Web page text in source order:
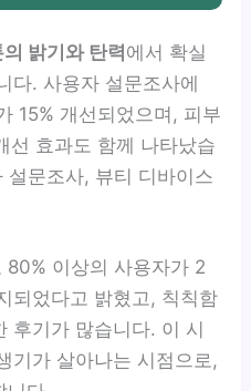
밝기와 탄력 에서 확실
다. 사용자 설문조사에
15% 개선되었으며, 피부
선 효과도 함께 나타났습
문조사, 뷰티 디바이스
80% 이상의 사용자가 2
되었다고 밝혔고, 칙칙함
후기가 많습니다. 이 시
기가 살아나는 시점으로,